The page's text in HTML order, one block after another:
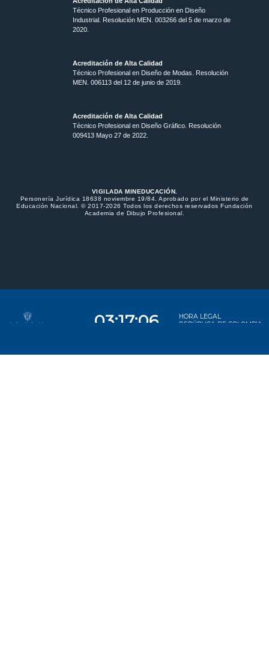
Técnico Profesional en Producción en Diseño
Industrial. Resolución MEN. 003266 del 5 de marzo de
2020.
Acreditación de Alta Calidad
Técnico Profesional en Diseño de Modas. Resolución
MEN. 006113 del 12 de junio de 2019.
Acreditación de Alta Calidad
Técnico Profesional en Diseño Gráfico. Resolución
009413 Mayo 27 de 2022.
VIGILADA MINEDUCACIÓN.
Personería Jurídica 18638 noviembre 19/84. Aprobado por el Ministerio de
Educación Nacional. © 2017-2026 Todos los derechos reservados Fundación
Academia de Dibujo Profesional.